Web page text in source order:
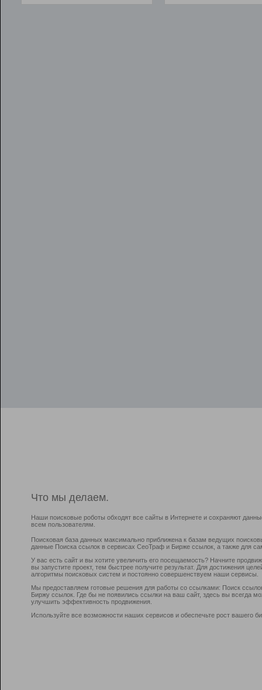
Что мы делаем.
Наши поисковые роботы обходят все сайты в Интернете и сохраняют
всем пользователям.
Поисковая база данных максимально приближена к базам ведущих
данные Поиска ссылок в сервисах СеоТраф и Бирже ссылок, а также для
У вас есть сайт и вы хотите увеличить его посещаемость? Начните
вы запустите проект, тем быстрее получите результат. Для достижения
алгоритмы поисковых систем и постоянно совершенствуем наши сервисы.
Мы предоставляем готовые решения для работы со ссылками: Поиск
Биржу ссылок. Где бы не появились ссылки на ваш сайт, здесь вы всегда
улучшить эффективность продвижения.
Используйте все возможности наших сервисов и обеспечьте рост вашего